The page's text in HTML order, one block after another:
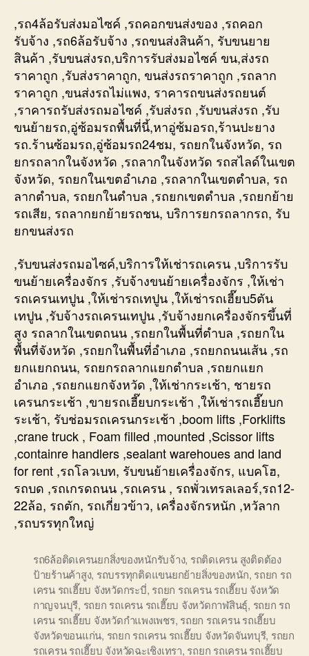
,รถ4ล้อรับส่งมอไซค์ ,รถคอกขนส่งของ ,รถคอก
รับจ้าง ,รถ6ล้อรับจ้าง ,รถขนส่งสินค้า, รับขนยาย
สินค้า ,รับขนส่งรถ,บริการรับส่งมอไซค์ ขน,ส่งรถ
ราคาถูก ,รับส่งราคาถูก, ขนส่งรถราคาถูก ,รถลาก
ราคาถูก ,ขนส่งรถไม่แพง, ราคารถขนส่งรถยนต์
,ราคารถรับส่งรถมอไซค์ ,รับส่งรถ ,รับขนส่งรถ ,รับ
ขนย้ายรถ,อู่ซ้อมรถพื้นที่นี้,หาอู่ซ้มอรถ,ร้านปะยาง
รถ.ร้านซ้อมรถ,อู่ซ้อมรถ24ชม, รถยกในจังหวัด, รถ
ยกรถลากในจังหวัด ,รถลากในจังหวัด รถสไลด์ในเขต
จังหวัด, รถยกในเขตอำเภอ ,รถลากในเขตตำบล, รถ
ลากตำบล, รถยกในตำบล ,รถยกเขตตำบล ,รถยกย้าย
รถเสีย, รถลากยกย้ายรถชน, บริการยกรถลากรถ, รับ
ยกขนส่งรถ
,รับขนส่งรถมอไซค์,บริการให้เช่ารถเครน ,บริการรับ
ขนย้ายเครื่องจักร ,รับจ้างขนย้ายเครื่องจักร ,ให้เช่า
รถเครนเทปูน ,ให้เช่ารถเทปูน ,ให้เช่ารถเฮี๊ยบ5ตัน
เทปูน ,รับจ้างรถเครนเทปูน ,รับจ้างยกเครื่องจักรขึ้นที่
สูง รถลากในเขตถนน ,รถยกในพื้นที่ตำบล ,รถยกใน
พื้นที่จังหวัด ,รถยกในพื้นที่อำเภอ ,รถยกถนนเส้น ,รถ
ยกแยกถนน, รถยกรถลากแยกตำบล ,รถยกแยก
อำเภอ ,รถยกแยกจังหวัด ,ให้เช่ากระเช้า, ชายรถ
เครนกระเช้า ,ขายรถเฮี๊ยบกระเช้า ,ให้เช่ารถเฮี๊ยบก
ระเช้า, รับช่อมรถเครนกระเช้า ,boom lifts ,Forklifts
,crane truck , Foam filled ,mounted ,Scissor lifts
,containre handlers ,sealant warehoues and land
for rent ,รถโลวเบท, รับขนย้ายเครื่องจักร, แบคโฮ,
รถบด ,รถเกรดถนน ,รถเครน , รถพั่วเทรลเลอร์,รถ12-
22ล้อ, รถตัก, รถเกี่ยวข้าว, เครื่องจักรหนัก ,หวัลาก
,รถบรรทุกใหญ่
รถ6ล้อติดเครนยกสิ่งของหนักรับจ้าง, รถติดเครน สูงติดต้อง
ป้ายร้านค้าสูง, รถบรรทุกติดแขนยกย้ายสิ่งของหนัก, รถยก รถ
เครน รถเฮี๊ยบ จังหวัดกระบี่, รถยก รถเครน รถเฮี๊ยบ จังหวัด
กาญจนบุรี, รถยก รถเครน รถเฮี๊ยบ จังหวัดกาฬสินธุ์, รถยก รถ
เครน รถเฮี๊ยบ จังหวัดกำแพงเพชร, รถยก รถเครน รถเฮี๊ยบ
จังหวัดขอนแก่น, รถยก รถเครน รถเฮี๊ยบ จังหวัดจันทบุรี, รถยก
รถเครน รถเฮี๊ยบ จังหวัดฉะเชิงเทรา, รถยก รถเครน รถเฮี๊ยบ